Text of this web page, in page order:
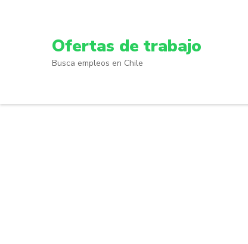
Ofertas de trabajo
Busca empleos en Chile